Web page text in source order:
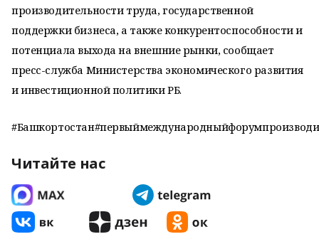
производительности труда, государственной
поддержки бизнеса, а также конкурентоспособности и
потенциала выхода на внешние рынки, сообщает
пресс-служба Министерства экономического развития
и инвестиционной политики РБ.
Читайте нас